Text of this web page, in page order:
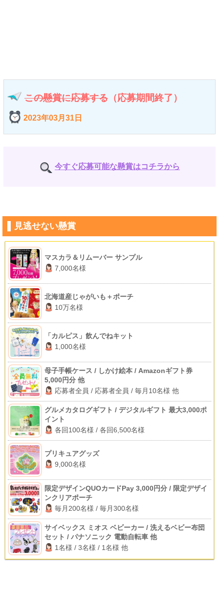
この懸賞に応募する （応募期間終了）
2023年03月31日
今すぐ応募可能な懸賞はコチラから
見逃せない懸賞
マスカラ＆リムーバー サンプル
7,000名様
北海道産じゃがいも＋ポーチ
10万名様
「カルピス」飲んでねキット
1,000名様
母子手帳ケース / しかけ絵本 / Amazonギフト券
5,000円分 他
応募者全員 / 応募者全員 / 毎月10名様 他
グルメカタログギフト / デジタルギフト 最大3,000ポ
イント
各回100名様 / 各回6,500名様
プリキュアグッズ
9,000名様
限定デザインQUOカードPay 3,000円分 / 限定デザイ
ンクリアポーチ
毎月200名様 / 毎月300名様
サイベックス ミオス ベビーカー / 洗えるベビー布団
セット / パナソニック 電動自転車 他
1名様 / 3名様 / 1名様 他